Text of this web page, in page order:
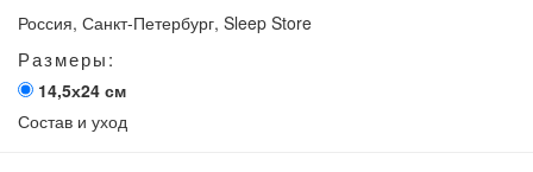
Россия, Санкт-Петербург, Sleep Store
Размеры:
14,5х24 см
Состав и уход